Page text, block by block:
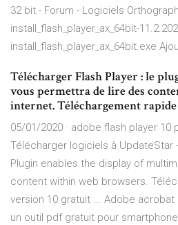
32 bit - Forum - Logiciels
install_flash_player_ax_64bit-
install_flash_player_ax_64bit.exe
Télécharger Flash Player : le
vous permettra de lire des
internet. Téléchargement
05/01/2020 · adobe flash player 10
Télécharger logiciels à UpdateStar
Plugin enables the display of
content within web browsers.
version 10 gratuit ... Adobe
un outil pdf gratuit pour